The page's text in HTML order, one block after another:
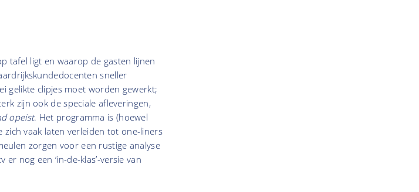
tafel ligt en waarop de gasten lijnen
sneller
gelikte clipjes moet worden gewerkt;
zijn ook de speciale afleveringen,
opeist. Het programma is (hoewel
zich vaak laten verleiden tot one-liners
zorgen voor een rustige analyse
nog een ‘in-de-klas’-versie van